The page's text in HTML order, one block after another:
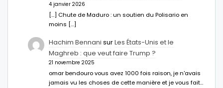
4 janvier 2026
[…] Chute de Maduro : un soutien du Polisario en
moins […]
Hachim Bennani surLes États-Unis et le
Maghreb : que veut faire Trump ?
21 novembre 2025
omar bendouro vous avez 1000 fois raison, je n'avais
jamais vu les choses de cette manière et je vous fait…